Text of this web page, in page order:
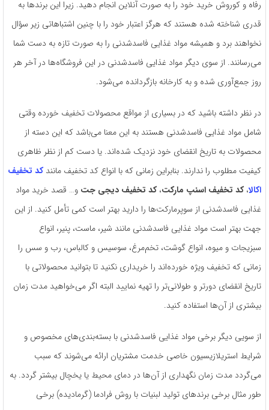
رفاه و کوروش خرید خود را به صورت آنلاین انجام دهید. زیرا این برند‌ها به
قدری شناخته شده هستند که هرگز اعتبار خود را با چنین اشتباهاتی زیر سؤال
نخواهند برد و همیشه مواد غذایی فاسدشدنی را به صورت تازه به دست شما
می‌رسانند. از سوی دیگر مواد غذایی فاسدشدنی در این فروشگاه‌ها در آخر هر
روز جمع‌آوری شده و به کارخانه بازگردانده‌ می‌شود.
در نظر داشته باشید که در بسیاری از مواقع محصولات تخفیف خورده وقتی
شامل مواد غذایی فاسدشدنی هستند به این معنا می‌باشد که این دسته از
محصولات به تاریخ انقضای خود نزدیک شده‌اند. یا دست کم از نظر ظاهری
کیفیت مطلوب را ندارند. بنابراین زمانی که با انواع کد تخفیف مانندکد تخفیف
اکالا،کد تخفیف اسنپ مارکت،کد تخفیف دیجی جت و… قصد خرید مواد
غذایی فاسدشدنی از سوپرمارکت‌ها را دارید بهتر است کمی تأمل کنید. از این
جهت بهتر است مواد غذایی فاسدشدنی مانند شیر، ماست، پنیر، انواع
سبزیجات و میوه، انواع گوشت، تخم‌مرغ، سوسیس و کالباس، رب و سس را
زمانی که تخفیف ویژه خورده‌اند را خریداری نکنید تا بتوانید محصولاتی با
تاریخ انقضای دورتر و طولانی‌تر را تهیه نمایید البته اگر می‌خواهید مدت زمان
بیشتری از آن‌ها استفاده کنید.
از سویی دیگر برخی مواد غذایی فاسدشدنی با بسته‌بندی‌های مخصوص و
شرایط استریلازیسیون خاصی خدمت مشتریان ارائه می‌شوند که سبب
می‌گردد مدت زمان نگهداری از آن‌ها در دمای محیط یا یخچال بیشتر گردد. به
طور مثال برخی برندهای تولید لبنیات با روش فرادما (گرمادیده) برخی